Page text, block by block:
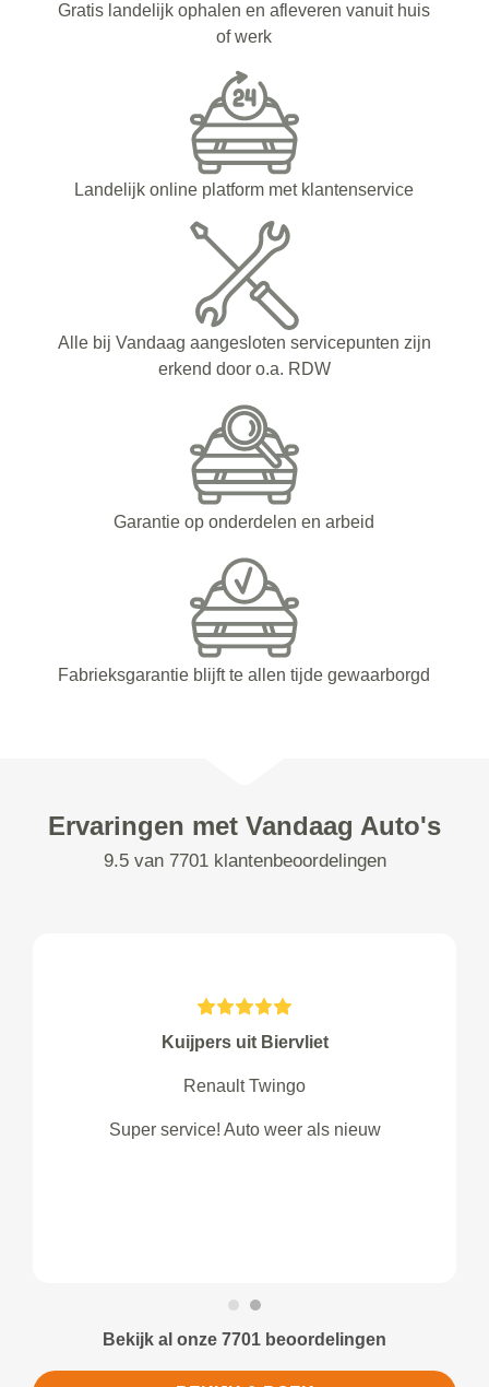
Gratis landelijk ophalen en afleveren vanuit huis
of werk
Landelijk online platform met klantenservice
Alle bij Vandaag aangesloten servicepunten zijn
erkend door o.a. RDW
Garantie op onderdelen en arbeid
Fabrieksgarantie blijft te allen tijde gewaarborgd
Ervaringen met Vandaag Auto's
9.5 van 7701 klantenbeoordelingen
Kuijpers uit Biervliet
Renault Twingo
Super service! Auto weer als nieuw
Bekijk al onze 7701 beoordelingen